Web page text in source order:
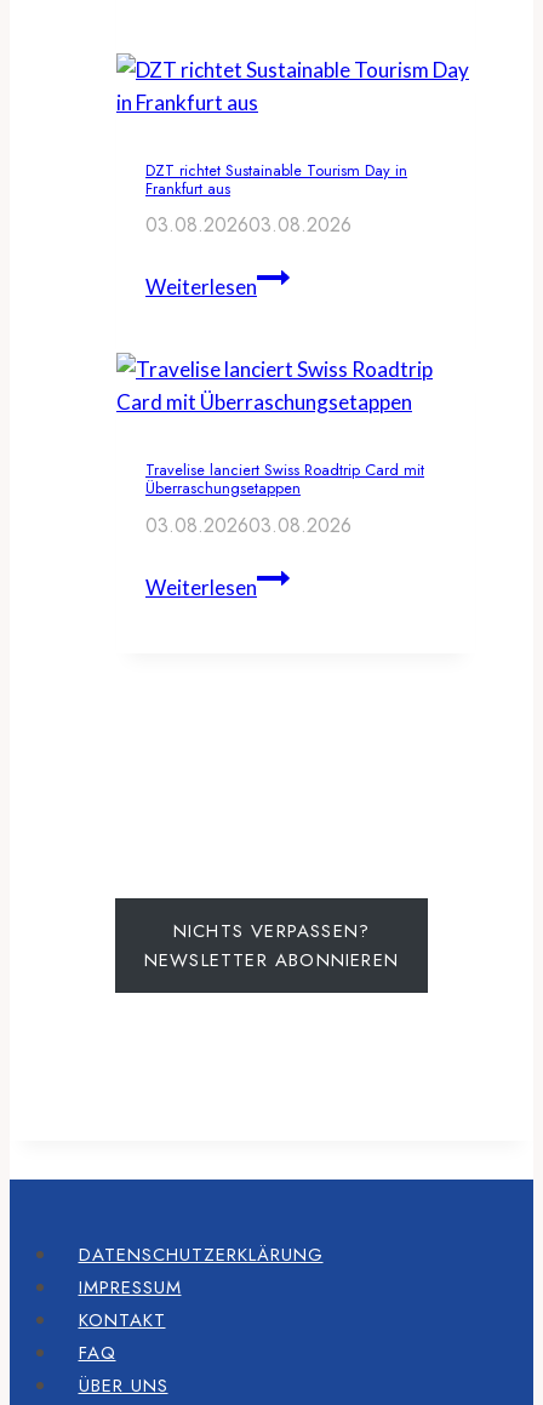
Tourismus
veranstalten
Creator
DZT richtet Sustainable Tourism Day in
Frankfurt aus
03.08.202603.08.2026
WeiterlesenDZT
Tourism
Day
Frankfurt
aus
Travelise lanciert Swiss Roadtrip Card mit
Überraschungsetappen
03.08.202603.08.2026
WeiterlesenTravelise
NICHTS VERPASSEN?
NEWSLETTER ABONNIEREN
DATENSCHUTZERKLÄRUNG
IMPRESSUM
KONTAKT
FAQ
ÜBER UNS